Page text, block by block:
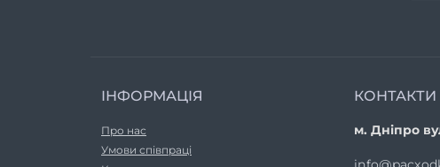
ІНФОРМАЦІЯ
Про нас
Умови співпраці
КОНТАКТИ
м. Дніпро